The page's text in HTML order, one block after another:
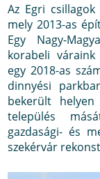
Az Egri
mely 2013-as
Egy Nagy-
korabeli
egy 2018-as
dinnyési
bekerült
település
gazdasági- és
szekérvár